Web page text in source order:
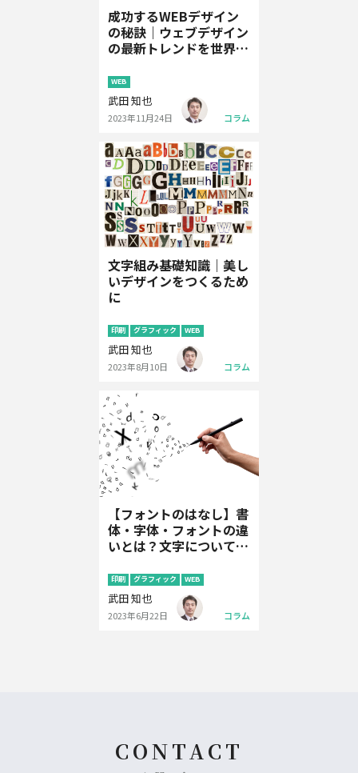
成功するWEBデザイン
の秘訣｜ウェブデザイン
の最新トレンドを世界3
WEB
武田 知也
2023年11月24日 コラム
文字組み基礎知識｜美し
いデザインをつくるため
に
印刷 グラフィック WEB
武田 知也
2023年8月10日 コラム
【フォントのはなし】書
体・字体・フォントの違
いとは？文字についての
印刷 グラフィック WEB
武田 知也
2023年6月22日 コラム
CONTACT